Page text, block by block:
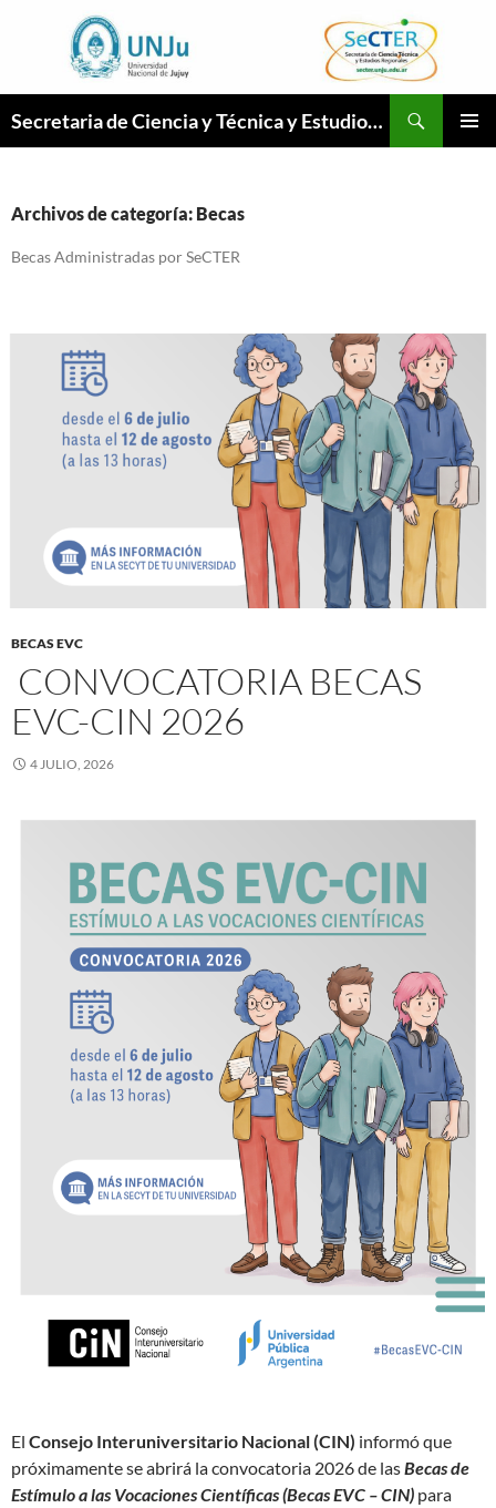
página
Secretaria de Ciencia y Técnica y Estudios Regionales
Archivos de categoría: Becas
Becas Administradas por SeCTER
BECAS EVC
CONVOCATORIA BECAS
EVC-CIN 2026
4 JULIO, 2026
El Consejo Interuniversitario Nacional (CIN) informó que
próximamente se abrirá la convocatoria 2026 de lasBecas de
Estímulo a las Vocaciones Científicas (Becas EVC – CIN) para